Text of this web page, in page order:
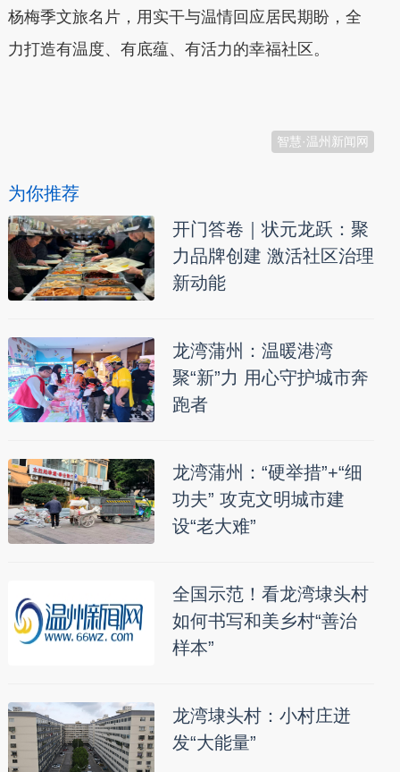
杨梅季文旅名片，用实干与温情回应居民期盼，全
力打造有温度、有底蕴、有活力的幸福社区。
智慧·温州新闻网
为你推荐
开门答卷｜状元龙跃：聚
力品牌创建 激活社区治理
新动能
龙湾蒲州：温暖港湾
聚“新”力 用心守护城市奔
跑者
龙湾蒲州：“硬举措”+“细
功夫” 攻克文明城市建
设“老大难”
全国示范！看龙湾埭头村
如何书写和美乡村“善治
样本”
龙湾埭头村：小村庄迸
发“大能量”